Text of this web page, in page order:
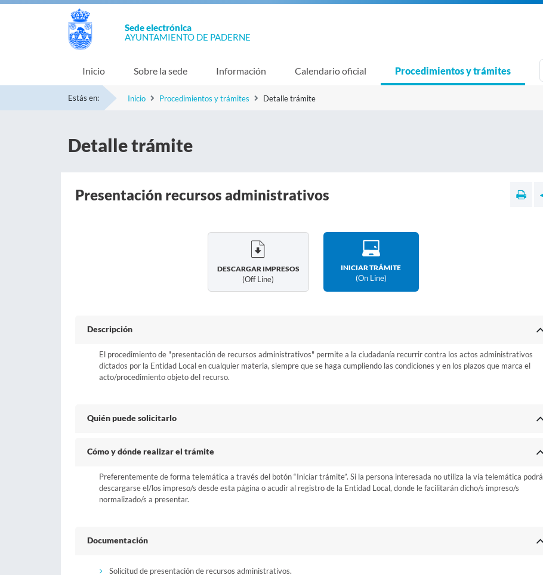
Sede electrónica
AYUNTAMIENTO DE PADERNE
Inicio Sobre la sede Información Calendario oficial Procedimientos y trámites
Estás en: Inicio Procedimientos y trámites Detalle trámite
Detalle trámite
Presentación recursos administrativos
DESCARGAR IMPRESOS
(off Line)
INICIAR TRÁMITE
(on Line)
Descripción
El procedimiento de "presentación de recursos administrativos" permite a la ciudadanía recurrir contra los actos administrativos
dictados por la Entidad Local en cualquier materia, siempre que se haga cumpliendo las condiciones y en los plazos que marca el
acto/procedimiento objeto del recurso.
Quién puede solicitarlo
Cómo y dónde realizar el trámite
Preferentemente de forma telemática a través del botón “Iniciar trámite”. Si la persona interesada no utiliza la vía telemática podrá
descargarse el/los impreso/s desde esta página o acudir al registro de la Entidad Local, donde le facilitarán dicho/s impreso/s
normalizado/s a presentar.
Documentación
Solicitud de presentación de recursos administrativos.